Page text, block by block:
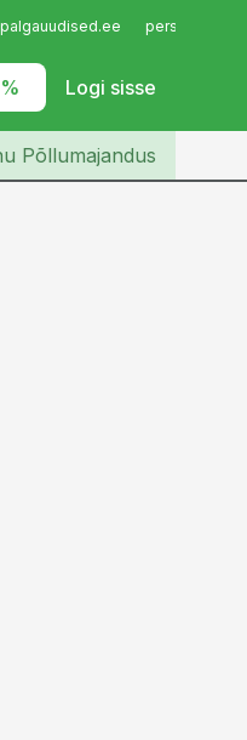
palgauudised.ee
Logi sisse
Põllumajandus